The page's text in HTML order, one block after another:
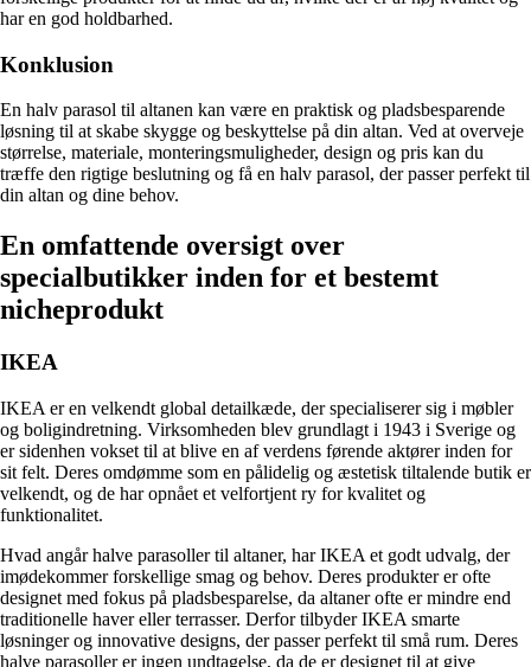
har en god holdbarhed.
Konklusion
En halv parasol til altanen kan være en praktisk og pladsbesparende
løsning til at skabe skygge og beskyttelse på din altan. Ved at overveje
størrelse, materiale, monteringsmuligheder, design og pris kan du
træffe den rigtige beslutning og få en halv parasol, der passer perfekt til
din altan og dine behov.
En omfattende oversigt over
specialbutikker inden for et bestemt
nicheprodukt
IKEA
IKEA er en velkendt global detailkæde, der specialiserer sig i møbler
og boligindretning. Virksomheden blev grundlagt i 1943 i Sverige og
er sidenhen vokset til at blive en af verdens førende aktører inden for
sit felt. Deres omdømme som en pålidelig og æstetisk tiltalende butik er
velkendt, og de har opnået et velfortjent ry for kvalitet og
funktionalitet.
Hvad angår halve parasoller til altaner, har IKEA et godt udvalg, der
imødekommer forskellige smag og behov. Deres produkter er ofte
designet med fokus på pladsbesparelse, da altaner ofte er mindre end
traditionelle haver eller terrasser. Derfor tilbyder IKEA smarte
løsninger og innovative designs, der passer perfekt til små rum. Deres
halve parasoller er ingen undtagelse, da de er designet til at give